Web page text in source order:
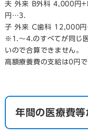
夫 外来 B外科 4,000円
円…3.
子 外来 C歯科 12,000
※1.～4.のすべてが同じ
いので合算できません。
高額療養費の支給は0円で
年間の医療費